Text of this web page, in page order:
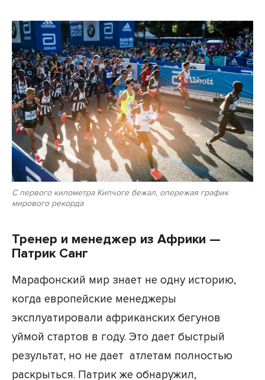
С первого километра Кипчоге бежал, опережая график
мирового рекорда
Тренер и менеджер из Африки —
Патрик Санг
Марафонский мир знает не одну историю,
когда европейские менеджеры
эксплуатировали африканских бегунов
уймой стартов в году. Это дает быстрый
результат, но не дает атлетам полностью
раскрыться. Патрик же обнаружил,